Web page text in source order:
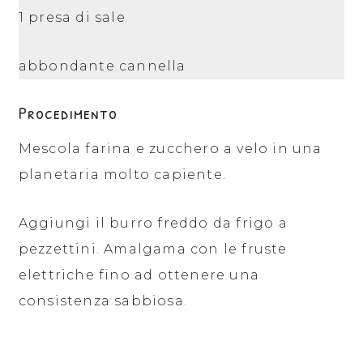
1 presa di sale
abbondante cannella
Procedimento
Mescola farina e zucchero a velo in una
planetaria molto capiente.
Aggiungi il burro freddo da frigo a
pezzettini. Amalgama con le fruste
elettriche fino ad ottenere una
consistenza sabbiosa.